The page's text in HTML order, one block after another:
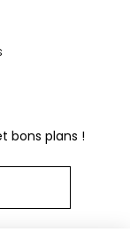
bons plans !